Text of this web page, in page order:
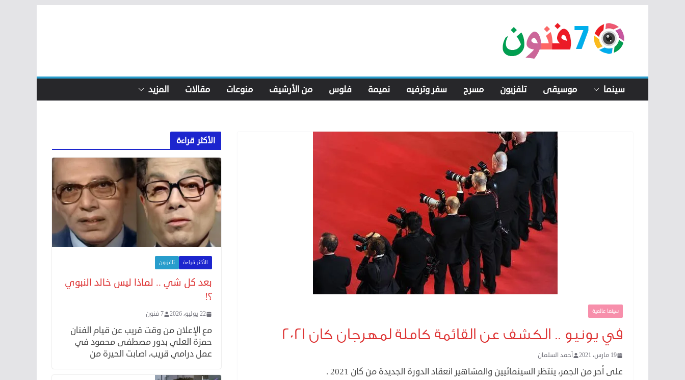
content
سينما موسيقى تلفزيون مسرح سفر وترفيه نميمة فلوس من الأرشيف منوعات مقالات المزيد
سينما عالمية
في يونيو .. الكشف عن القائمة كاملة لمهرجان كان 2021
19 مارس، 2021 أحمد السلمان
على أحر من الجمر، ينتظر السينمائيين والمشاهير انعقاد الدورة الجديدة من كان 2021 .
الأكثر قراءة
الأكثر قراءة تلفزيون
بعد كل شي .. لماذا ليس خالد النبوي
؟!
22 يوليو، 2026 7 فنون
مع الإعلان من وقت قريب عن قيام الفنان
حمزة العلي بدور مصطفى محمود في
عمل درامي قريب، اصابت الحيرة من